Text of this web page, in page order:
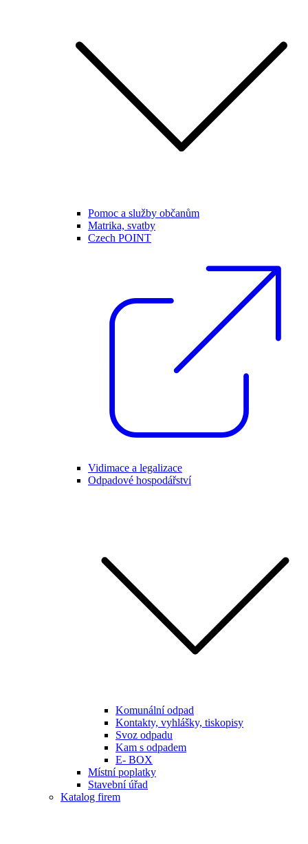
Pomoc a služby občanům
Matrika, svatby
Czech POINT
Vidimace a legalizace
Odpadové hospodářství
Komunální odpad
Kontakty, vyhlášky, tiskopisy
Svoz odpadu
Kam s odpadem
E- BOX
Místní poplatky
Stavební úřad
Katalog firem